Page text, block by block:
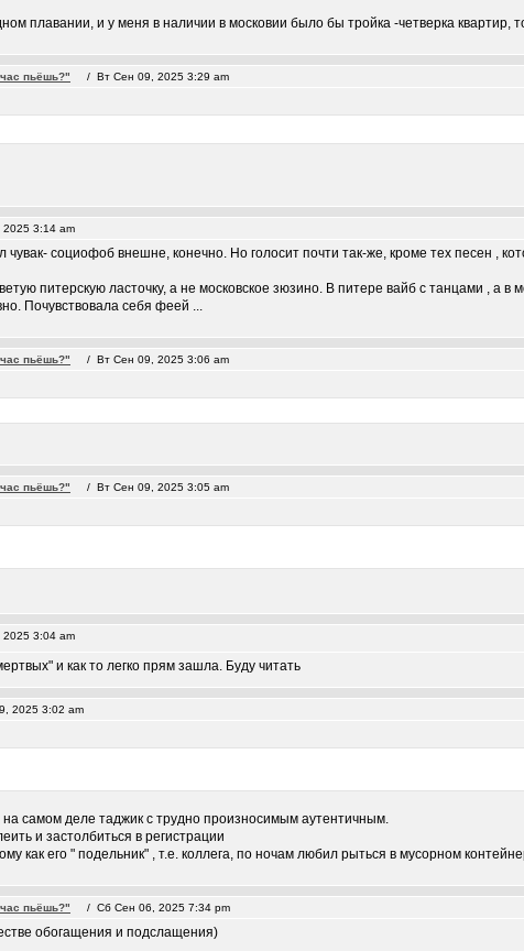
плавании, и у меня в наличии в московии было бы тройка -четверка квартир,
пьёшь?" / Вт Сен 09, 2025 3:29 am
3:14 am
социофоб внешне, конечно. Но голосит почти так-же, кроме тех песен ,
питерскую ласточку, а не московское зюзино. В питере вайб с танцами , а в
Почувствовала себя феей ...
пьёшь?" / Вт Сен 09, 2025 3:06 am
пьёшь?" / Вт Сен 09, 2025 3:05 am
3:04 am
и как то легко прям зашла. Буду читать
2025 3:02 am
самом деле таджик с трудно произносимым аутентичным.
и застолбиться в регистрации
как его " подельник" , т.е. коллега, по ночам любил рыться в мусорном
пьёшь?" / Сб Сен 06, 2025 7:34 pm
обогащения и подслащения)